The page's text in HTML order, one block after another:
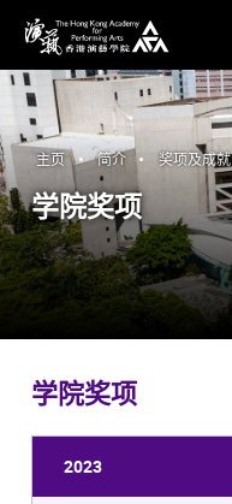
香港演艺学院
主页 简介 奖项及成就
学院奖项
学院奖项
2023